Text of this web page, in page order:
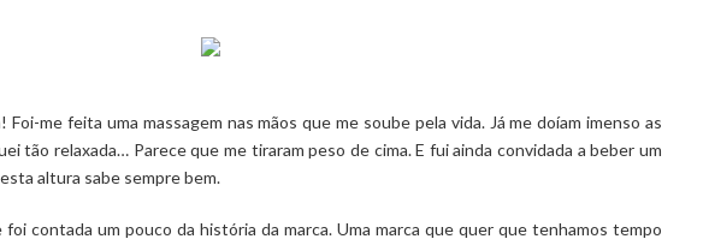
me feita uma massagem nas mãos que me soube pela vida. Já me doíam imenso as
tão relaxada… Parece que me tiraram peso de cima. E fui ainda convidada a beber um
altura sabe sempre bem.
foi contada um pouco da história da marca. Uma marca que quer que tenhamos tempo